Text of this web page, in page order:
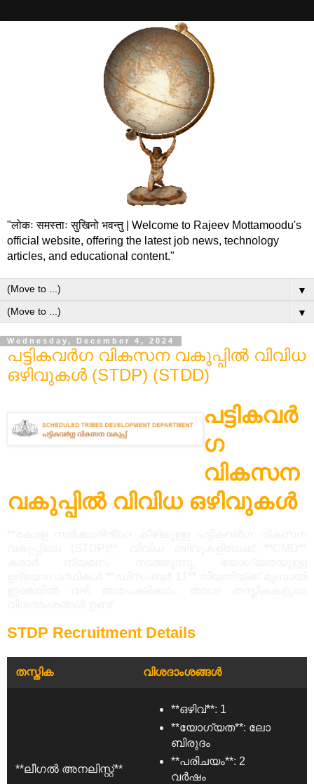
"लोकः समस्ताः सुखिनो भवन्तु | Welcome to Rajeev Mottamoodu's
official website, offering the latest job news, technology
articles, and educational content."
▼
▼
Wednesday, December 4, 2024
പട്ടികവർഗ വികസന വകുപ്പിൽ വിവിധ
ഒഴിവുകൾ (STDP) (STDD)
പട്ടികവർ
ഗ
വികസന
വകുപ്പിൽ വിവിധ ഒഴിവുകൾ
STDP Recruitment Details
തസ്തിക വിശദാംശങ്ങൾ
**ലീഗൽ അനലിസ്റ്റ്**
**ഒഴിവ്**: 1
**യോഗ്യത**: ലോ
ബിരുദം
**പരിചയം**: 2
വർഷം